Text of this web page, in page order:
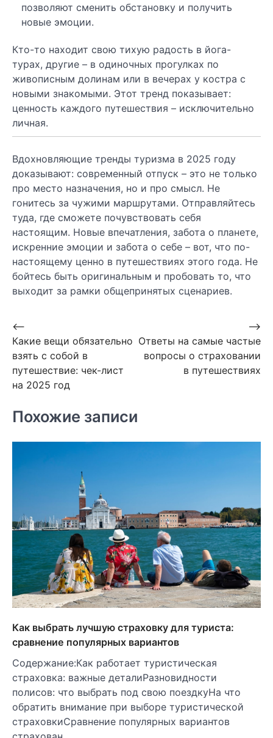
позволяют сменить обстановку и получить
новые эмоции.
Кто-то находит свою тихую радость в йога-
турах, другие – в одиночных прогулках по
живописным долинам или в вечерах у костра с
новыми знакомыми. Этот тренд показывает:
ценность каждого путешествия – исключительно
личная.
Вдохновляющие тренды туризма в 2025 году
доказывают: современный отпуск – это не только
про место назначения, но и про смысл. Не
гонитесь за чужими маршрутами. Отправляйтесь
туда, где сможете почувствовать себя
настоящим. Новые впечатления, забота о планете,
искренние эмоции и забота о себе – вот, что по-
настоящему ценно в путешествиях этого года. Не
бойтесь быть оригинальным и пробовать то, что
выходит за рамки общепринятых сценариев.
Навигация
по
записям
⟵
Какие вещи обязательно
взять с собой в
путешествие: чек-лист
на 2025 год
Ответы на самые частые
вопросы о страховании
в путешествиях
⟶
Похожие записи
Как выбрать лучшую страховку для туриста:
сравнение популярных вариантов
Содержание:Как работает туристическая
страховка: важные деталиРазновидности
полисов: что выбрать под свою поездкуНа что
обратить внимание при выборе туристической
страховкиСравнение популярных вариантов